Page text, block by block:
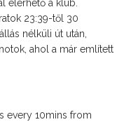
elérhető a klub.
23:39-től 30
nélküli út után,
ahol a már említett
every 10mins from